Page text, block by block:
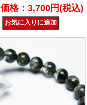
価格：3,700円(税込)